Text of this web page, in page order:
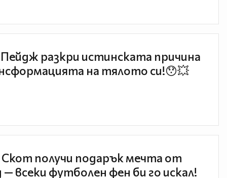
разкри истинската причина
на тялото си!😯💥
Скот получи подарък мечта от
— всеки футболен фен би го искал!